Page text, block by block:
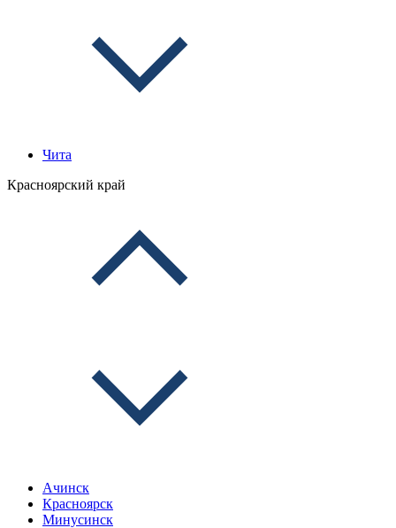
Чита
Красноярский край
Ачинск
Красноярск
Минусинск